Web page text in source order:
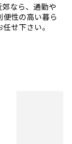
なら、通勤や
性の高い暮ら
せ下さい。